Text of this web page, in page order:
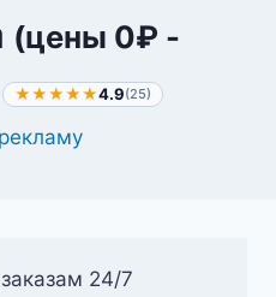
(цены 0₽ -
★★★★★4.9(25)
24/7